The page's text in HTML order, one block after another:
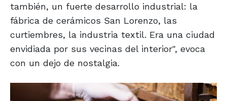
también, un fuerte desarrollo industrial: la
fábrica de cerámicos San Lorenzo, las
curtiembres, la industria textil. Era una ciudad
envidiada por sus vecinas del interior", evoca
con un dejo de nostalgia.